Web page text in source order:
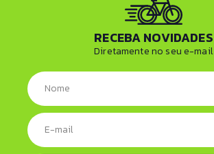
RECEBA NOVIDADES
Diretamente no seu e-mail